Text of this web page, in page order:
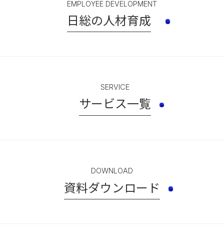
EMPLOYEE DEVELOPMENT
日総の人材育成
SERVICE
サービス一覧
DOWNLOAD
資料ダウンロード